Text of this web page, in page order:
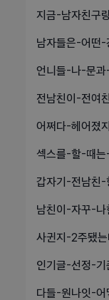
지금-남자친구
남자들은-어떤
언니들-나-문
전남친이-전여
어쩌다-헤어졌
섹스를-할-때
갑자기-전남친
남친이-자꾸-
사귄지-2주됐
인기글-선정-
다들-원나잇-